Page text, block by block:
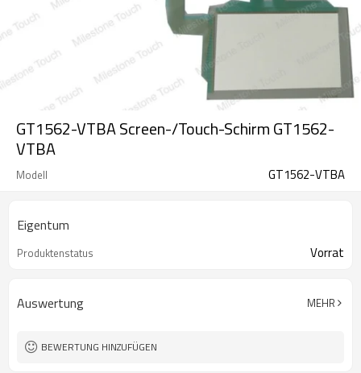
GT1562-VTBA Screen-/Touch-Schirm GT1562-
VTBA
Modell GT1562-VTBA
Eigentum
Produktenstatus Vorrat
Auswertung MEHR
BEWERTUNG HINZUFÜGEN